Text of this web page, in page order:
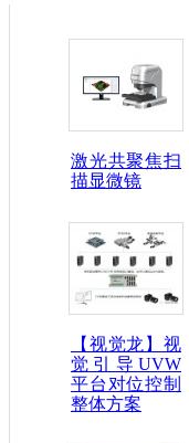
激光共聚焦扫
描显微镜
【视觉龙】视
觉引导UVW
平台对位控制
整体方案